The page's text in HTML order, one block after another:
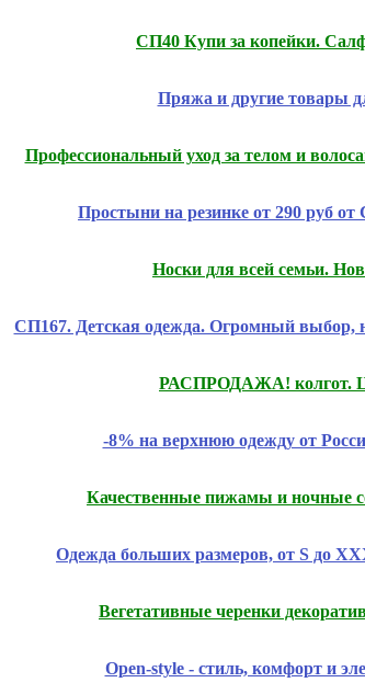
СП40 Купи за копейки.
Пряжа и другие товары
Профессиональный уход за телом и
Простыни на резинке от 290
Носки для всей семьи.
СП167. Детская одежда. Огромный выбор,
РАСПРОДАЖА! колгот.
-8% на верхнюю одежду от
Качественные пижамы и ночные
Одежда больших размеров, от S до
Вегетативные черенки
Open-style - стиль, комфорт и